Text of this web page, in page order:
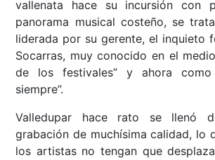
vallenata hace su incursión con
panorama musical costeño, se
liderada por su gerente, el inquieto
Socarras, muy conocido en el
de los festivales” y ahora
siempre”.
Valledupar hace rato se llenó
grabación de muchísima calidad, lo
los artistas no tengan que